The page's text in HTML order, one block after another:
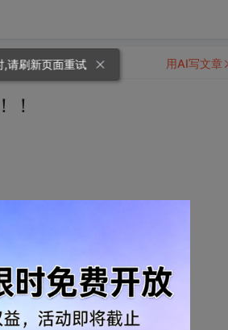
！
pContext)
用AI写文章
,请刷新页面重试